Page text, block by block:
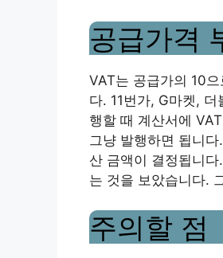
공급가격
VAT는 공급가의 10
다. 11번가, G마켓,
행할 때 계산서에
그냥 발행하면 됩니
산 금액이 결정됩니
는 것을 보았습니다.
주의할 점